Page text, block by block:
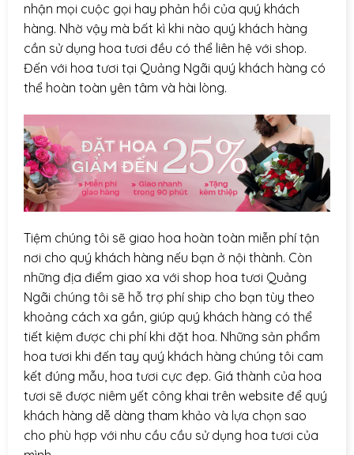
nhận mọi cuộc gọi hay phản hồi của quý khách
hàng. Nhờ vậy mà bất kì khi nào quý khách hàng
cần sử dụng hoa tươi đều có thể liên hệ với shop.
Đến với hoa tươi tại Quảng Ngãi quý khách hàng có
thể hoàn toàn yên tâm và hài lòng.
Tiệm chúng tôi sẽ giao hoa hoàn toàn miễn phí tận
nơi cho quý khách hàng nếu bạn ở nội thành. Còn
những địa điểm giao xa với shop hoa tươi Quảng
Ngãi chúng tôi sẽ hỗ trợ phí ship cho bạn tùy theo
khoảng cách xa gần, giúp quý khách hàng có thể
tiết kiệm được chi phí khi đặt hoa. Những sản phẩm
hoa tươi khi đến tay quý khách hàng chúng tôi cam
kết đúng mẫu, hoa tươi cực đẹp. Giá thành của hoa
tươi sẽ được niêm yết công khai trên website để quý
khách hàng dễ dàng tham khảo và lựa chọn sao
cho phù hợp với nhu cầu cầu sử dụng hoa tươi của